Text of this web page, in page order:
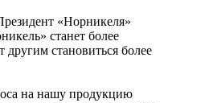
«Норникеля»
станет более
становиться более
на нашу продукцию